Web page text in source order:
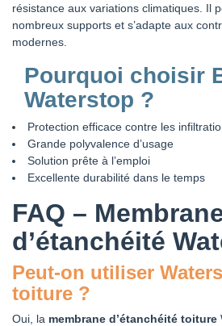
résistance aux variations climatiques. Il
nombreux supports et s’adapte aux
modernes.
Pourquoi choisir
Waterstop ?
Protection efficace contre les
Grande polyvalence d’usage
Solution prête à l’emploi
Excellente durabilité dans le temps
FAQ –
d’étanchéité
Peut-on utiliser
toiture ?
Oui, la membrane d’étanchéité toiture